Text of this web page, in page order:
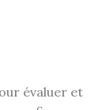
évaluer et